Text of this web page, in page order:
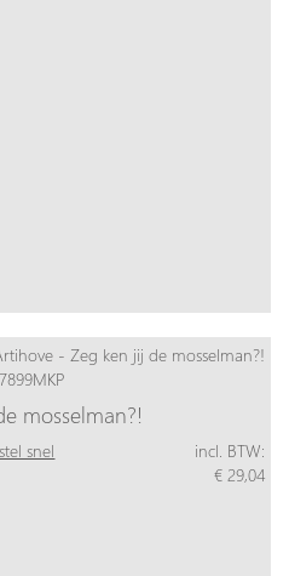
mosselman?!
snel
incl. BTW:
€ 29,04